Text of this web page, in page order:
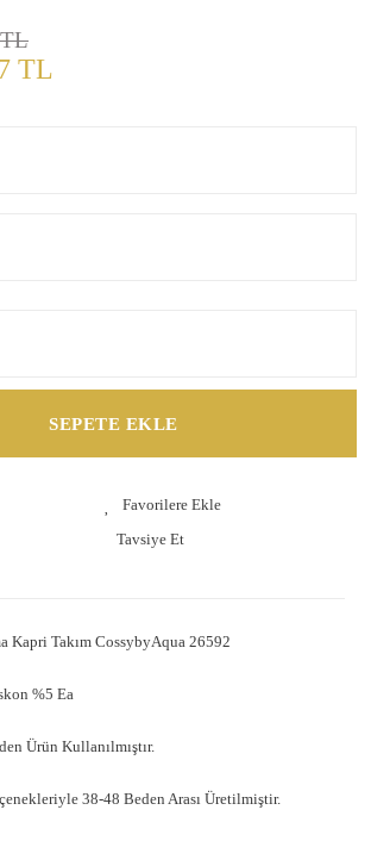
TL
SEPETE EKLE
Tavsiye Et
Kapri Takım CossybyAqua 26592
%5 Ea
Ürün Kullanılmıştır.
38-48 Beden Arası Üretilmiştir.